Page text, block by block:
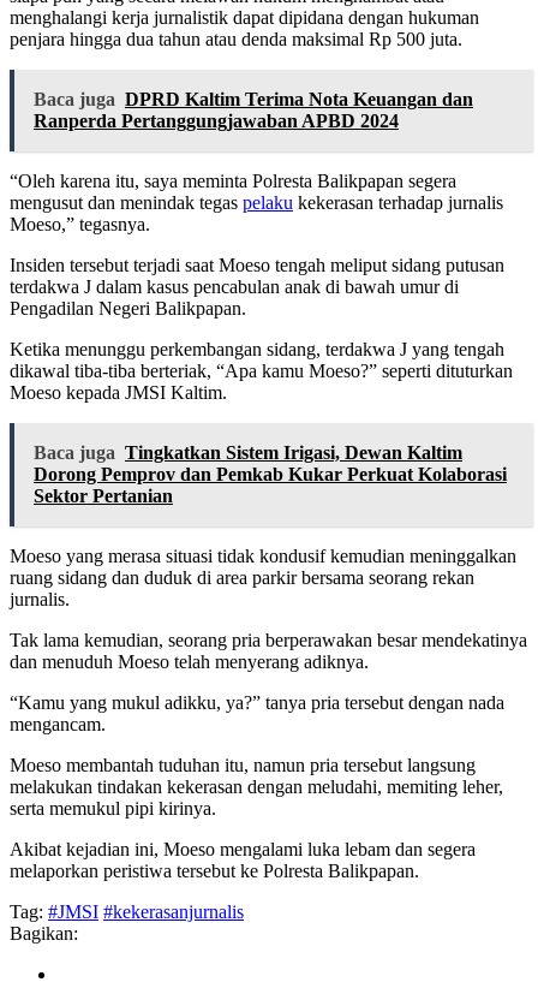
menghalangi kerja jurnalistik dapat dipidana dengan hukuman
penjara hingga dua tahun atau denda maksimal Rp 500 juta.
Baca juga DPRD Kaltim Terima Nota Keuangan dan
Ranperda Pertanggungjawaban APBD 2024
“Oleh karena itu, saya meminta Polresta Balikpapan segera
mengusut dan menindak tegas pelaku kekerasan terhadap jurnalis
Moeso,” tegasnya.
Insiden tersebut terjadi saat Moeso tengah meliput sidang putusan
terdakwa J dalam kasus pencabulan anak di bawah umur di
Pengadilan Negeri Balikpapan.
Ketika menunggu perkembangan sidang, terdakwa J yang tengah
dikawal tiba-tiba berteriak, “Apa kamu Moeso?” seperti dituturkan
Moeso kepada JMSI Kaltim.
Baca juga Tingkatkan Sistem Irigasi, Dewan Kaltim
Dorong Pemprov dan Pemkab Kukar Perkuat Kolaborasi
Sektor Pertanian
Moeso yang merasa situasi tidak kondusif kemudian meninggalkan
ruang sidang dan duduk di area parkir bersama seorang rekan
jurnalis.
Tak lama kemudian, seorang pria berperawakan besar mendekatinya
dan menuduh Moeso telah menyerang adiknya.
“Kamu yang mukul adikku, ya?” tanya pria tersebut dengan nada
mengancam.
Moeso membantah tuduhan itu, namun pria tersebut langsung
melakukan tindakan kekerasan dengan meludahi, memiting leher,
serta memukul pipi kirinya.
Akibat kejadian ini, Moeso mengalami luka lebam dan segera
melaporkan peristiwa tersebut ke Polresta Balikpapan.
Tag: #JMSI #kekerasanjurnalis
Bagikan: